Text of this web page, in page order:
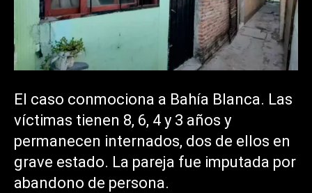
El caso conmociona a Bahía Blanca. Las
víctimas tienen 8, 6, 4 y 3 años y
permanecen internados, dos de ellos en
grave estado. La pareja fue imputada por
abandono de persona.